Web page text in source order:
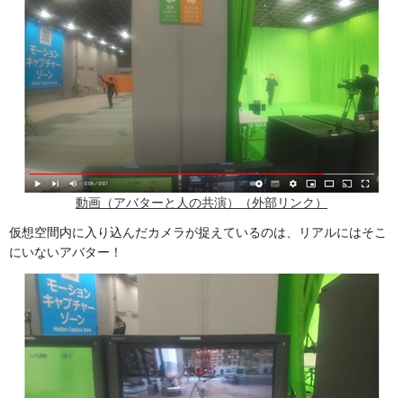
動画（アバターと人の共演）（外部リンク）
仮想空間内に入り込んだカメラが捉えているのは、リアルにはそこ
にいないアバター！